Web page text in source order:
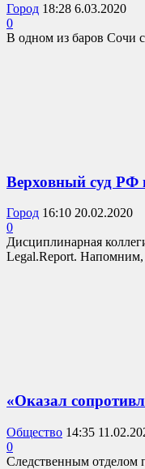
Город 18:28 6.03.2020
0
В одном из баров Сочи
Верховный суд РФ
Город 16:10 20.02.2020
0
Дисциплинарная
Legal.Report. Напомним,
«Оказал
Общество 14:35
0
Следственным отделом